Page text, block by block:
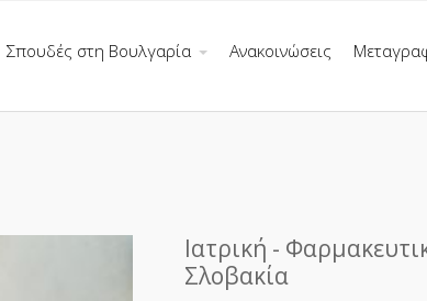
Σπουδές στη Βουλγαρία Ανακοινώσεις
Ιατρική -
Σλοβακία